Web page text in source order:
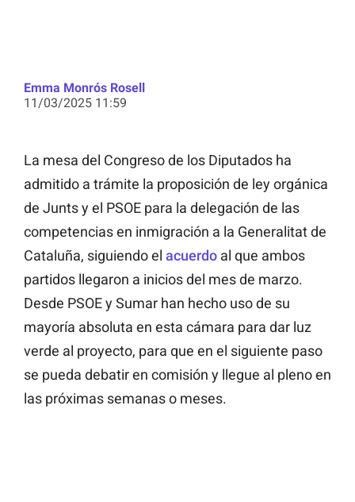
Emma Monrós Rosell
11/03/2025 11:59
La mesa del Congreso de los Diputados ha
admitido a trámite la proposición de ley orgánica
de Junts y el PSOE para la delegación de las
competencias en inmigración a la Generalitat de
Cataluña, siguiendo el acuerdo al que ambos
partidos llegaron a inicios del mes de marzo.
Desde PSOE y Sumar han hecho uso de su
mayoría absoluta en esta cámara para dar luz
verde al proyecto, para que en el siguiente paso
se pueda debatir en comisión y llegue al pleno en
las próximas semanas o meses.